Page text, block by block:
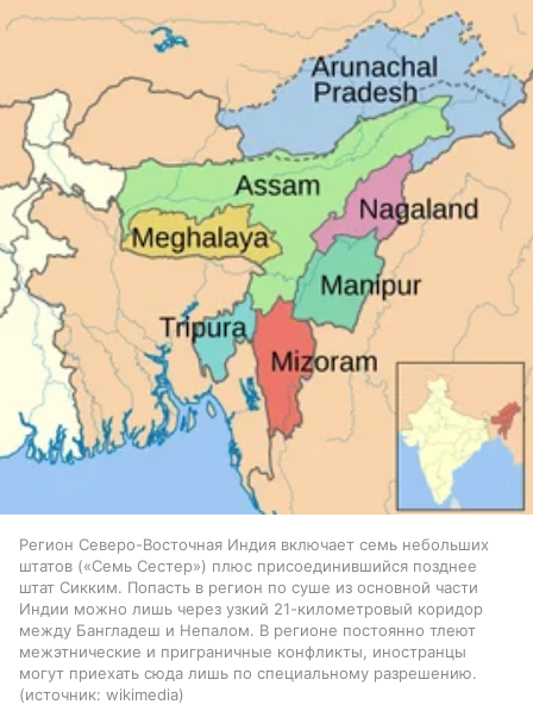
Регион Северо-Восточная Индия включает семь небольших
штатов («Семь Сестер») плюс присоединившийся позднее
штат Сикким. Попасть в регион по суше из основной части
Индии можно лишь через узкий 21-километровый коридор
между Бангладеш и Непалом. В регионе постоянно тлеют
межэтнические и приграничные конфликты, иностранцы
могут приехать сюда лишь по специальному разрешению.
источник: wikimedia